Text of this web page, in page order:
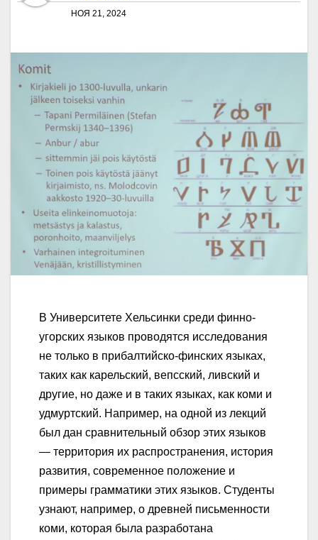
НОЯ 21, 2024
В Университете Хельсинки среди финно-
угорских языков проводятся исследования
не только в прибалтийско-финских языках,
таких как карельский, вепсский, ливский и
другие, но даже и в таких языках, как коми и
удмуртский. Например, на одной из лекций
был дан сравнительный обзор этих языков
— территория их распространения, история
развития, современное положение и
примеры грамматики этих языков. Студенты
узнают, например, о древней письменности
коми, которая была разработана